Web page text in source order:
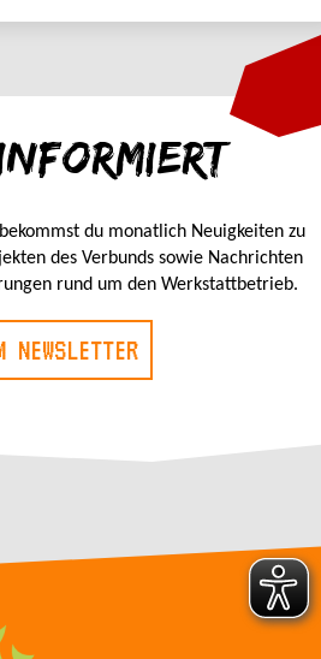
du monatlich Neuigkeiten zu
des Verbunds sowie Nachrichten
rund um den Werkstattbetrieb.
NEWSLETTER